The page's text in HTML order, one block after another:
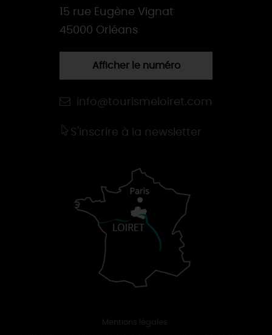
15 rue Eugène Vignat
45000 Orléans
Afficher le numéro
info@tourismeloiret.com
S'inscrire à la newsletter
Mentions légales